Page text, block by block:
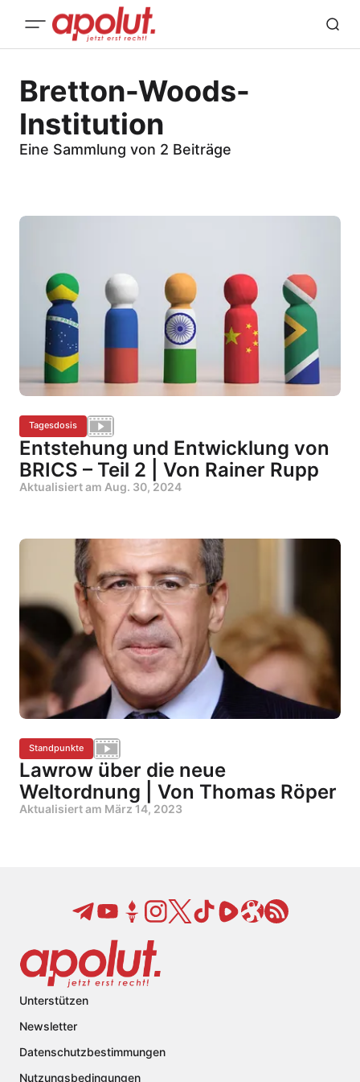
Bretton-Woods-
Institution
Eine Sammlung von 2 Beiträge
Tagesdosis
Entstehung und Entwicklung von
BRICS – Teil 2 | Von Rainer Rupp
Aktualisiert am Aug. 30, 2024
Standpunkte
Lawrow über die neue
Weltordnung | Von Thomas Röper
Aktualisiert am März 14, 2023
Unterstützen
Newsletter
Datenschutzbestimmungen
Nutzungsbedingungen